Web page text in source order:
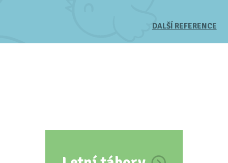
DALŠÍ REFERENCE